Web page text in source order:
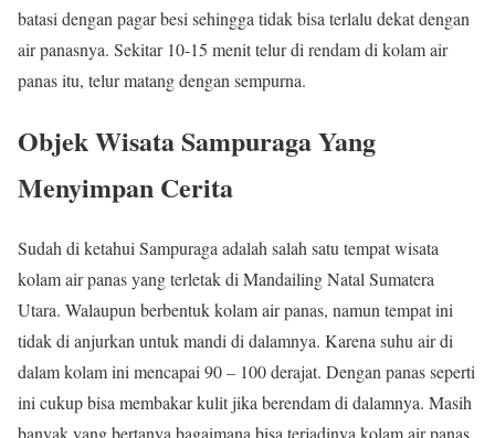
batasi dengan pagar besi sehingga tidak bisa terlalu dekat dengan
air panasnya. Sekitar 10-15 menit telur di rendam di kolam air
panas itu, telur matang dengan sempurna.
Objek Wisata Sampuraga Yang
Menyimpan Cerita
Sudah di ketahui Sampuraga adalah salah satu tempat wisata
kolam air panas yang terletak di Mandailing Natal Sumatera
Utara. Walaupun berbentuk kolam air panas, namun tempat ini
tidak di anjurkan untuk mandi di dalamnya. Karena suhu air di
dalam kolam ini mencapai 90 – 100 derajat. Dengan panas seperti
ini cukup bisa membakar kulit jika berendam di dalamnya. Masih
banyak yang bertanya bagaimana bisa terjadinya kolam air panas